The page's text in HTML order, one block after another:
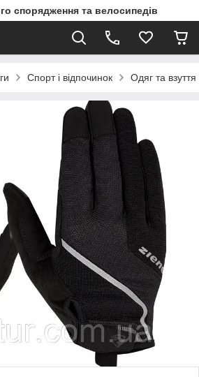
спорядження та велосипедів
Спорт і відпочинок Одяг та